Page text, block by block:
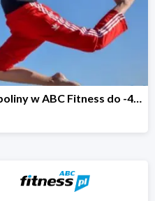
Trampoliny w ABC Fitness do -45%